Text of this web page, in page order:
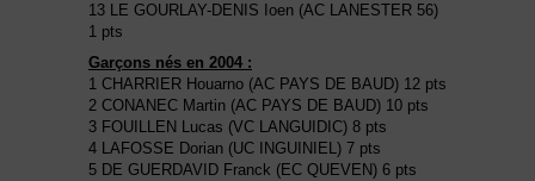
13 LE GOURLAY-DENIS Ioen (AC LANESTER 56)
1 pts
Garçons nés en 2004 :
1 CHARRIER Houarno (AC PAYS DE BAUD) 12 pts
2 CONANEC Martin (AC PAYS DE BAUD) 10 pts
3 FOUILLEN Lucas (VC LANGUIDIC) 8 pts
4 LAFOSSE Dorian (UC INGUINIEL) 7 pts
5 DE GUERDAVID Franck (EC QUEVEN) 6 pts